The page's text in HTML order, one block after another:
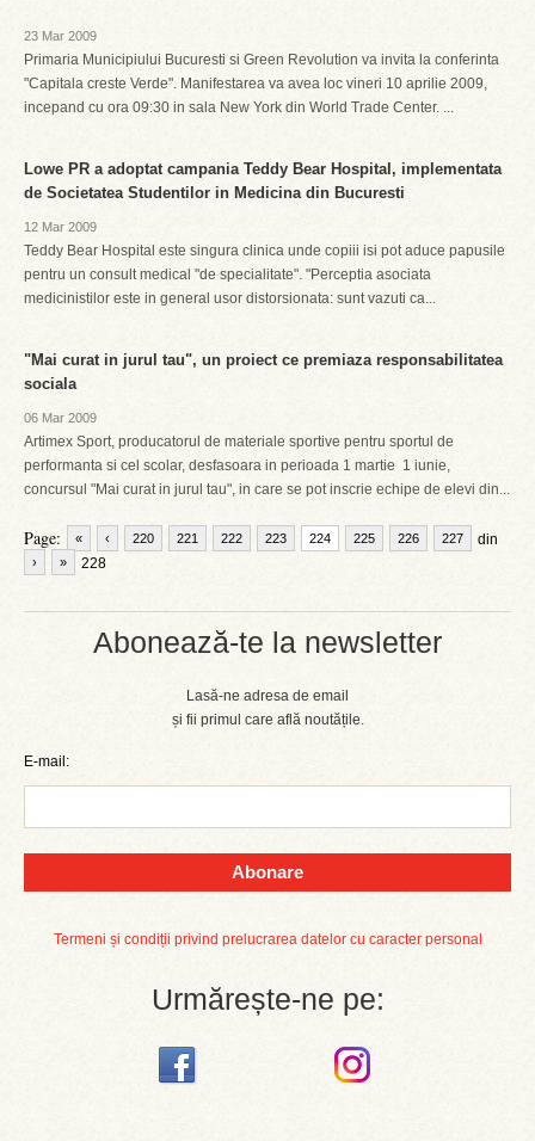
Abonează-te la newsletter
Lasă-ne adresa de email
și fii primul care află noutățile.
E-mail:
Abonare
Termeni și condiții privind prelucrarea datelor cu caracter personal
Urmărește-ne pe:
23 Mar 2009
Primaria Municipiului Bucuresti si Green Revolution va invita la conferinta
"Capitala creste Verde". Manifestarea va avea loc vineri 10 aprilie 2009,
incepand cu ora 09:30 in sala New York din World Trade Center. ...
Lowe PR a adoptat campania Teddy Bear Hospital, implementata
de Societatea Studentilor in Medicina din Bucuresti
12 Mar 2009
Teddy Bear Hospital este singura clinica unde copiii isi pot aduce papusile
pentru un consult medical "de specialitate". "Perceptia asociata
medicinistilor este in general usor distorsionata: sunt vazuti ca...
"Mai curat in jurul tau", un proiect ce premiaza responsabilitatea
sociala
06 Mar 2009
Artimex Sport, producatorul de materiale sportive pentru sportul de
performanta si cel scolar, desfasoara in perioada 1 martie  1 iunie,
concursul "Mai curat in jurul tau", in care se pot inscrie echipe de elevi din...
Page: « ‹ 220 221 222 223 224 225 226 227
din
228
› »